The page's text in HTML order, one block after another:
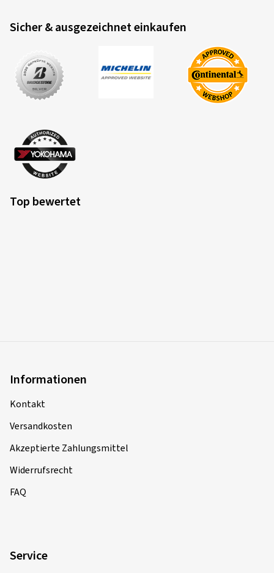
Sicher & ausgezeichnet einkaufen
Top bewertet
Informationen
Kontakt
Versandkosten
Akzeptierte Zahlungsmittel
Widerrufsrecht
FAQ
Service